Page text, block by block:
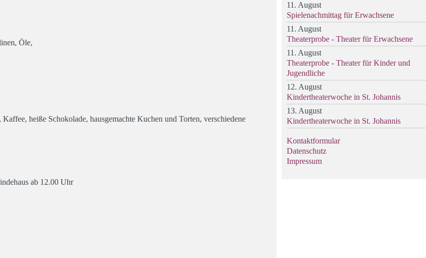
Öle,
heiße Schokolade, hausgemachte Kuchen und Torten, verschiedene
ab 12.00 Uhr
11. August
Spielenachmittag für Erwachsene
11. August
Theaterprobe - Theater für Erwachsene
11. August
Theaterprobe - Theater für Kinder und
Jugendliche
12. August
Kindertheaterwoche in St. Johannis
13. August
Kindertheaterwoche in St. Johannis
Kontaktformular
Datenschutz
Impressum